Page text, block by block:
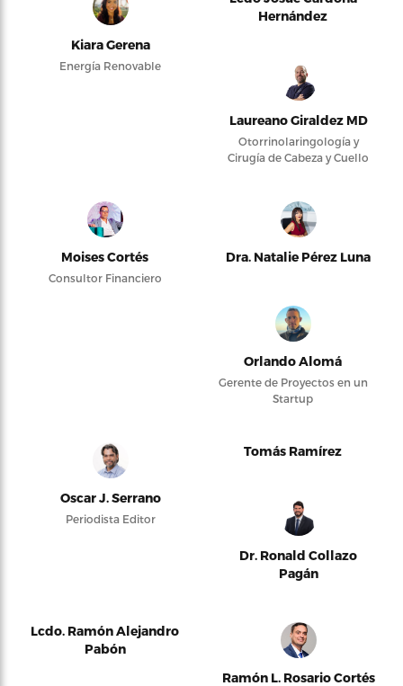
Kiara Gerena
Energía Renovable
Hernández
Laureano Giraldez MD
Otorrinolaringología y
Cirugía de Cabeza y Cuello
Moises Cortés
Consultor Financiero
Dra. Natalie Pérez Luna
Orlando Alomá
Gerente de Proyectos en un
Startup
Oscar J. Serrano
Periodista Editor
Tomás Ramírez
Dr. Ronald Collazo
Pagán
Lcdo. Ramón Alejandro
Pabón
Ramón L. Rosario Cortés